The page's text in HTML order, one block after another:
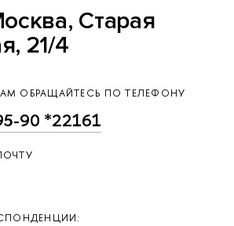
Старая
21/4
ОБРАЩАЙТЕСЬ ПО ТЕЛЕФОНУ
90 *22161